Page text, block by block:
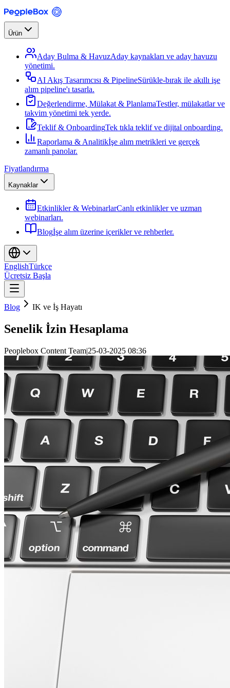
Ürün
Aday Bulma & HavuzAday kaynakları ve aday havuzu
yönetimi.
AI Akış Tasarımcısı & PipelineSürükle-bırak ile akıllı işe
alım pipeline'ı tasarla.
Değerlendirme, Mülakat & PlanlamaTestler, mülakatlar ve
takvim yönetimi tek yerde.
Teklif & OnboardingTek tıkla teklif ve dijital onboarding.
Raporlama & Analitikİşe alım metrikleri ve gerçek
zamanlı panolar.
Fiyatlandırma
Kaynaklar
Etkinlikler & WebinarlarCanlı etkinlikler ve uzman
webinarları.
Blogİşe alım üzerine içerikler ve rehberler.
EnglishTürkçe
Ücretsiz Başla
Blog IK ve İş Hayatı
Senelik İzin Hesaplama
Peoplebox Content Team|25-03-2025 08:36